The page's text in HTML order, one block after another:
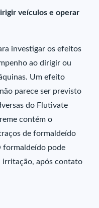
veículos e operar
investigar os efeitos
ao dirigir ou
Um efeito
parece ser previsto
do Flutivate
contém o
de formaldeído
formaldeído pode
irritação, após contato